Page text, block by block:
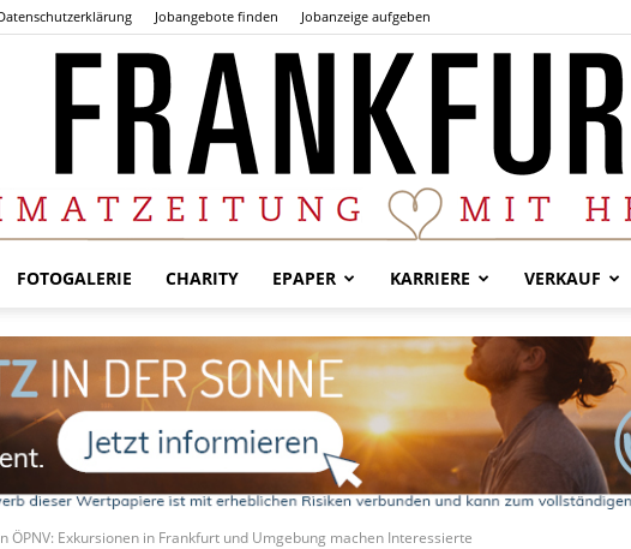
Jobangebote finden Jobanzeige aufgeben
Frankfurter
FOTOGALERIE CHARITY EPAPER KARRIERE VERKAUF
ÖPNV: Exkursionen in Frankfurt und Umgebung machen Interessierte